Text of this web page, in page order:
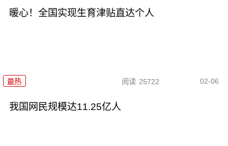
暖心！全国实现生育津贴直达个人
最热 阅读 25722 02-06
我国网民规模达11.25亿人